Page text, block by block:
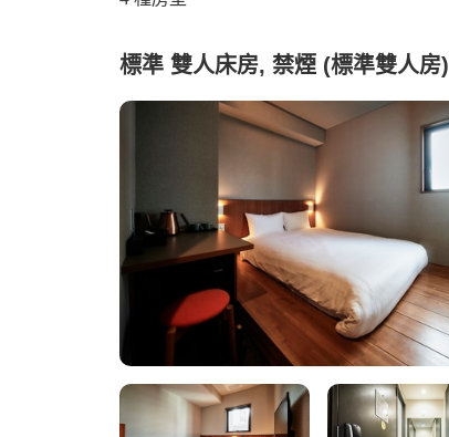
標準 雙人床房, 禁煙 (標準雙人房)